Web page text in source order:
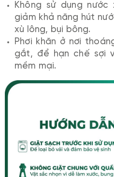
Không sử dụng
giảm khả năng hút
xù lông, bụi bông.
Phơi khăn ở nơi
gắt, để hạn chế sợi
mềm mại.